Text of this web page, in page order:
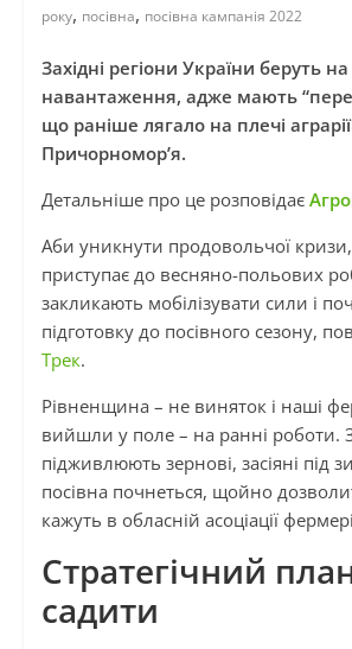
року, посівна, посівна кампанія 2022
Західні регіони України беруть
навантаження, адже мають
що раніше лягало на плечі
Причорномор’я.
Детальніше про це розповідає
Аби уникнути продовольчої кризи,
приступає до весняно-польових
закликають мобілізувати сили і
підготовку до посівного сезону,
Трек.
Рівненщина – не виняток і наші
вийшли у поле – на ранні роботи.
підживлюють зернові, засіяні під
посівна почнеться, щойно
кажуть в обласній асоціації
Стратегічний
садити